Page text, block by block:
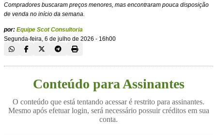
Compradores buscaram preços menores, mas encontraram pouca disposição
de venda no início da semana.
por: Equipe Scot Consultoria
Segunda-feira, 6 de julho de 2026 - 16h00
Conteúdo para Assinantes
O conteúdo que está tentando acessar é restrito para assinantes.
Mesmo após efetuar login, será necessário possuir créditos em sua
conta.